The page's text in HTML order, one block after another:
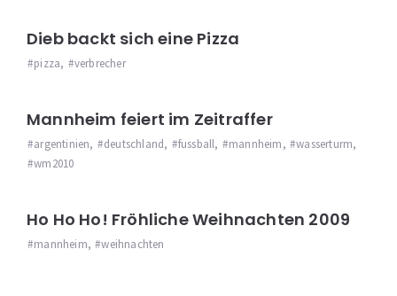
Dieb backt sich eine Pizza
pizza, verbrecher
Mannheim feiert im Zeitraffer
argentinien, deutschland, fussball, mannheim, wasserturm,
wm2010
Ho Ho Ho! Fröhliche Weihnachten 2009
mannheim, weihnachten